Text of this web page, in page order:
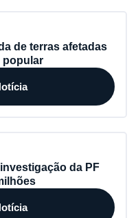
de terras afetadas
popular
da PF